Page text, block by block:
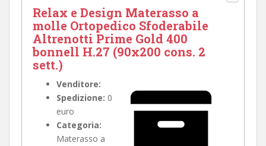
Relax e Design Materasso a
molle Ortopedico Sfoderabile
Altrenotti Prime Gold 400
bonnell H.27 (90x200 cons. 2
sett.)
Venditore:
Spedizione: 0
euro
Categoria:
Materasso a